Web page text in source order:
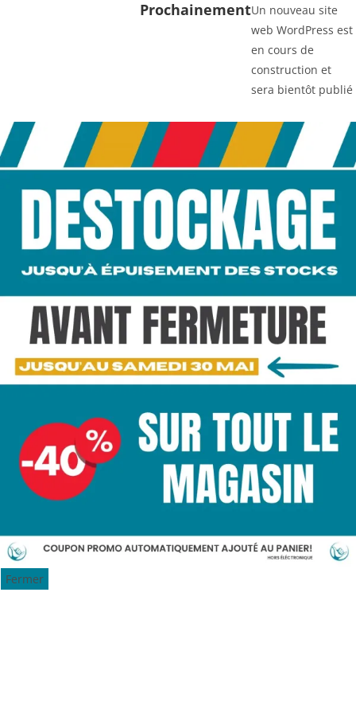
ProchainementUn nouveau site
web WordPress est
en cours de
construction et
sera bientôt publié
Fermer